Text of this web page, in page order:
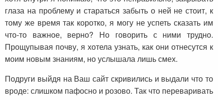
глаза на проблему и стараться забыть о ней не стоит, к
тому же время так коротко, я могу не успеть сказать им
что-то важное, верно? Но говорить с ними трудно.
Прощупывая почву, я хотела узнать, как они отнесутся к
моим новым знаниям, но услышала лишь смех.
Подруги выйдя на Ваш сайт скривились и выдали что то
вроде: слишком пафосно и розово. Так что переваривать